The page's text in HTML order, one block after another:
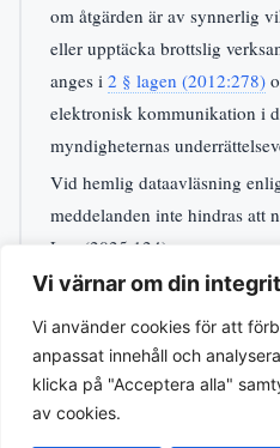
Vi värnar om din
Vi använder cookies för att
anpassat innehåll och
klicka på "Acceptera alla"
av cookies.
om åtgärden är av synnerlig
eller upptäcka brottslig
anges i 2 § lagen (2012:278)
elektronisk kommunikation i
myndigheternas
Vid hemlig dataavläsning
meddelanden inte hindras att
Lag (2025:124).
Senast ändrad genom
10 a §
/Upphör att gälla U:2030-10-
Ett tillstånd till hemlig